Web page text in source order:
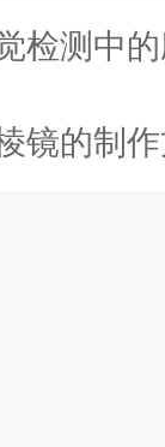
检测中
镜的制